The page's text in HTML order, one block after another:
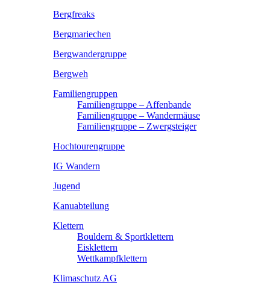
Bergfreaks
Bergmariechen
Bergwandergruppe
Bergweh
Familiengruppen
Familiengruppe – Affenbande
Familiengruppe – Wandermäuse
Familiengruppe – Zwergsteiger
Hochtourengruppe
IG Wandern
Jugend
Kanuabteilung
Klettern
Bouldern & Sportklettern
Eisklettern
Wettkampfklettern
Klimaschutz AG